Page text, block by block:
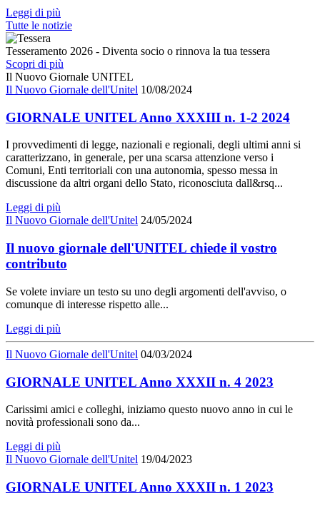
Leggi di più
Tutte le notizie
Tesseramento 2026 - Diventa socio o rinnova la tua tessera
Scopri di più
Il Nuovo Giornale UNITEL
Il Nuovo Giornale dell'Unitel 10/08/2024
GIORNALE UNITEL Anno XXXIII n. 1-2 2024
I provvedimenti di legge, nazionali e regionali, degli ultimi anni si
caratterizzano, in generale, per una scarsa attenzione verso i
Comuni, Enti territoriali con una autonomia, spesso messa in
discussione da altri organi dello Stato, riconosciuta dall&rsq...
Leggi di più
Il Nuovo Giornale dell'Unitel 24/05/2024
Il nuovo giornale dell'UNITEL chiede il vostro
contributo
Se volete inviare un testo su uno degli argomenti dell'avviso, o
comunque di interesse rispetto alle...
Leggi di più
Il Nuovo Giornale dell'Unitel 04/03/2024
GIORNALE UNITEL Anno XXXII n. 4 2023
Carissimi amici e colleghi, iniziamo questo nuovo anno in cui le
novità professionali sono da...
Leggi di più
Il Nuovo Giornale dell'Unitel 19/04/2023
GIORNALE UNITEL Anno XXXII n. 1 2023